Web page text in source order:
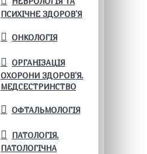
ПСИХІЧНЕ ЗДОРОВ’Я
ОНКОЛОГІЯ
ОРГАНІЗАЦІЯ
ОХОРОНИ ЗДОРОВ'Я.
МЕДСЕСТРИНСТВО
ОФТАЛЬМОЛОГІЯ
ПАТОЛОГІЯ.
ПАТОЛОГІЧНА